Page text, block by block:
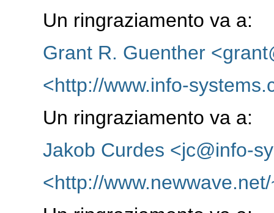
Un ringraziamento va a:
Grant R. Guenther
<http://www.info-
Un ringraziamento va a:
Jakob Curdes <jc@info-
<http://